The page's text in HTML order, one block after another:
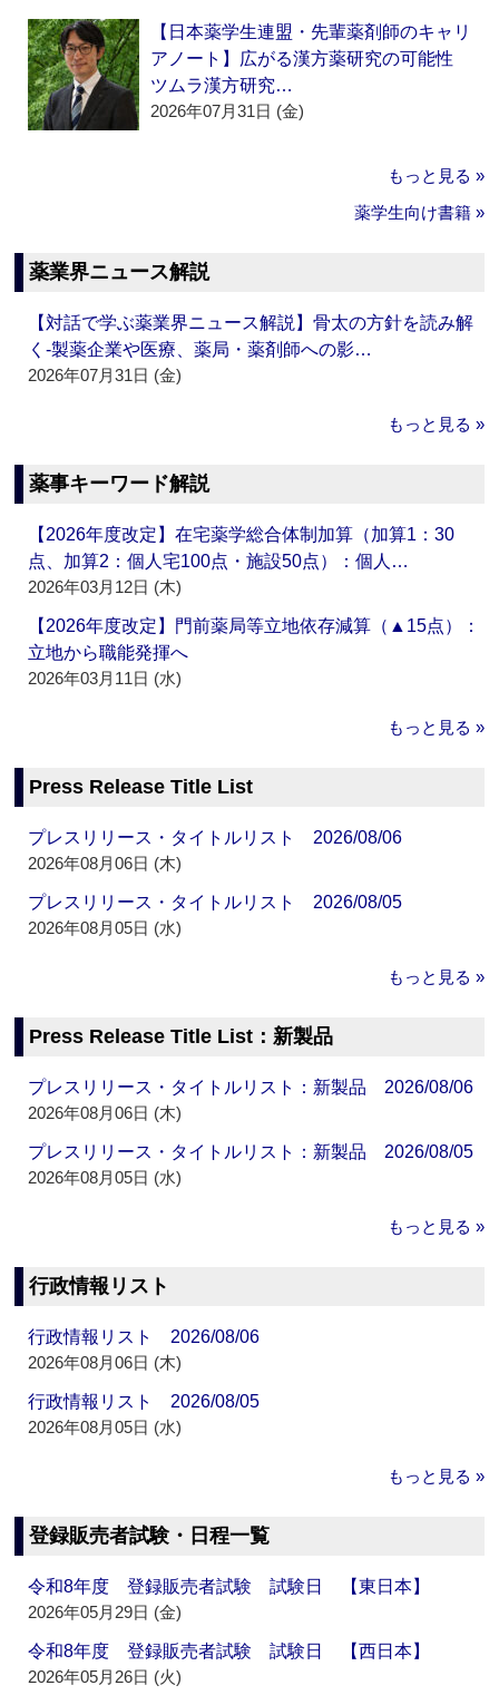
【日本薬学生連盟・先輩薬剤師のキャリ
アノート】広がる漢方薬研究の可能性
ツムラ漢方研究…
2026年07月31日 (金)
もっと見る »
薬学生向け書籍 »
薬業界ニュース解説
【対話で学ぶ薬業界ニュース解説】骨太の方針を読み解
く‐製薬企業や医療、薬局・薬剤師への影…
2026年07月31日 (金)
もっと見る »
薬事キーワード解説
【2026年度改定】在宅薬学総合体制加算（加算1：30
点、加算2：個人宅100点・施設50点）：個人…
2026年03月12日 (木)
【2026年度改定】門前薬局等立地依存減算（▲15点）：
立地から職能発揮へ
2026年03月11日 (水)
もっと見る »
Press Release Title List
プレスリリース・タイトルリスト 2026/08/06
2026年08月06日 (木)
プレスリリース・タイトルリスト 2026/08/05
2026年08月05日 (水)
もっと見る »
Press Release Title List：新製品
プレスリリース・タイトルリスト：新製品 2026/08/06
2026年08月06日 (木)
プレスリリース・タイトルリスト：新製品 2026/08/05
2026年08月05日 (水)
もっと見る »
行政情報リスト
行政情報リスト 2026/08/06
2026年08月06日 (木)
行政情報リスト 2026/08/05
2026年08月05日 (水)
もっと見る »
登録販売者試験・日程一覧
令和8年度 登録販売者試験 試験日 【東日本】
2026年05月29日 (金)
令和8年度 登録販売者試験 試験日 【西日本】
2026年05月26日 (火)